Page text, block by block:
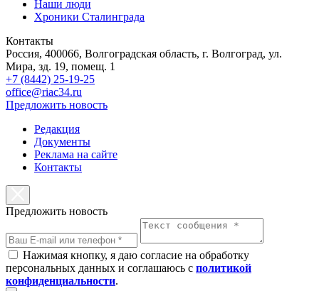
Наши люди
Хроники Сталинграда
Контакты
Россия, 400066, Волгоградская область, г. Волгоград, ул.
Мира, зд. 19, помещ. 1
+7 (8442) 25-19-25
office@riac34.ru
Предложить новость
Редакция
Документы
Реклама на сайте
Контакты
Предложить новость
Нажимая кнопку, я даю согласие на обработку
персональных данных и соглашаюсь с политикой
конфиденциальности.